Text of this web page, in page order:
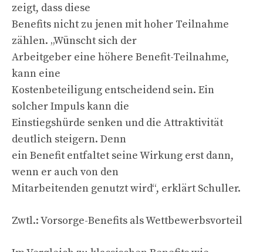
zeigt, dass diese
Benefits nicht zu jenen mit hoher Teilnahme
zählen. „Wünscht sich der
Arbeitgeber eine höhere Benefit-Teilnahme,
kann eine
Kostenbeteiligung entscheidend sein. Ein
solcher Impuls kann die
Einstiegshürde senken und die Attraktivität
deutlich steigern. Denn
ein Benefit entfaltet seine Wirkung erst dann,
wenn er auch von den
Mitarbeitenden genutzt wird“, erklärt Schuller.
Zwtl.: Vorsorge-Benefits als Wettbewerbsvorteil